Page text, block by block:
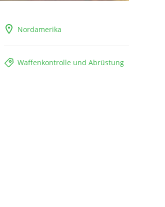
Nordamerika
Waffenkontrolle und Abrüstung